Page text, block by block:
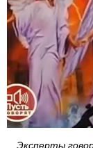
Эксперты